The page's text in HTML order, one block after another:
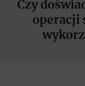
Czy
operacji